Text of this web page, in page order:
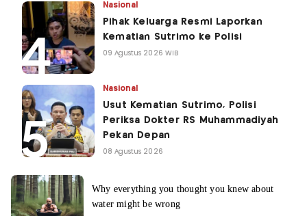
Nasional
Pihak Keluarga Resmi Laporkan
Kematian Sutrimo ke Polisi
09 Agustus 2026 WIB
Nasional
Usut Kematian Sutrimo, Polisi
Periksa Dokter RS Muhammadiyah
Pekan Depan
08 Agustus 2026